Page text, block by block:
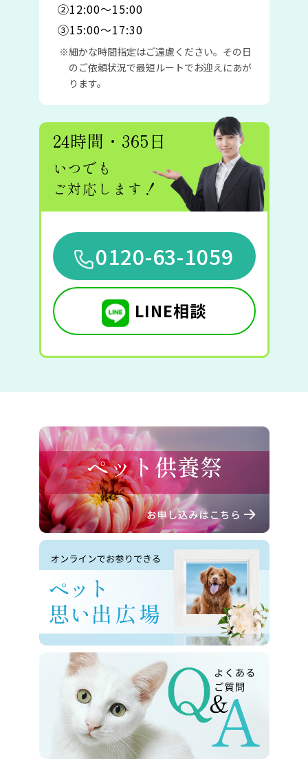
②12:00〜15:00
③15:00〜17:30
細かな時間指定はご遠慮ください。その日
のご依頼状況で最短ルートでお迎えにあが
ります。
24時間・365日
いつでも
ご対応します！
0120-63-1059
LINE相談